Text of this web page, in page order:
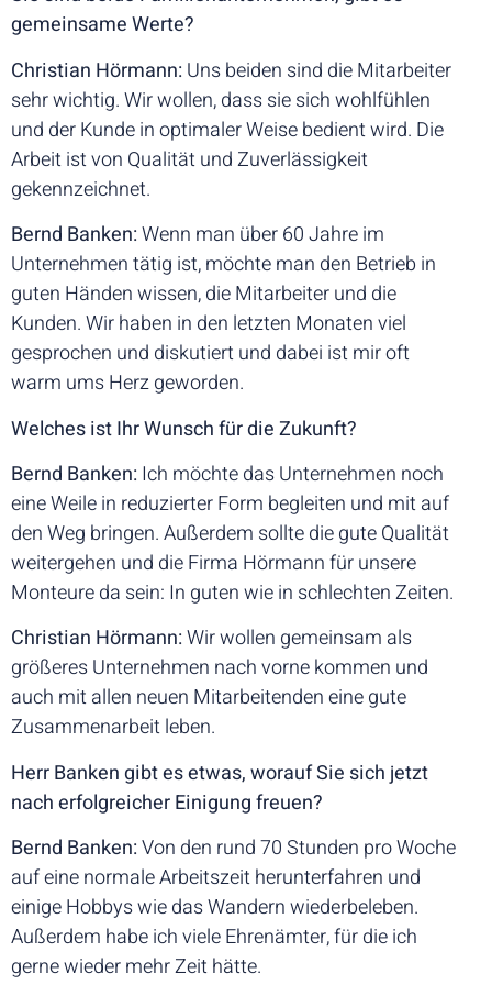
gemeinsame Werte?
Christian Hörmann:Uns beiden sind die Mitarbeiter
sehr wichtig. Wir wollen, dass sie sich wohlfühlen
und der Kunde in optimaler Weise bedient wird. Die
Arbeit ist von Qualität und Zuverlässigkeit
gekennzeichnet.
Bernd Banken:Wenn man über 60 Jahre im
Unternehmen tätig ist, möchte man den Betrieb in
guten Händen wissen, die Mitarbeiter und die
Kunden. Wir haben in den letzten Monaten viel
gesprochen und diskutiert und dabei ist mir oft
warm ums Herz geworden.
Welches ist Ihr Wunsch für die Zukunft?
Bernd Banken:Ich möchte das Unternehmen noch
eine Weile in reduzierter Form begleiten und mit auf
den Weg bringen. Außerdem sollte die gute Qualität
weitergehen und die Firma Hörmann für unsere
Monteure da sein: In guten wie in schlechten Zeiten.
Christian Hörmann:Wir wollen gemeinsam als
größeres Unternehmen nach vorne kommen und
auch mit allen neuen Mitarbeitenden eine gute
Zusammenarbeit leben.
Herr Banken gibt es etwas, worauf Sie sich jetzt
nach erfolgreicher Einigung freuen?
Bernd Banken:Von den rund 70 Stunden pro Woche
auf eine normale Arbeitszeit herunterfahren und
einige Hobbys wie das Wandern wiederbeleben.
Außerdem habe ich viele Ehrenämter, für die ich
gerne wieder mehr Zeit hätte.